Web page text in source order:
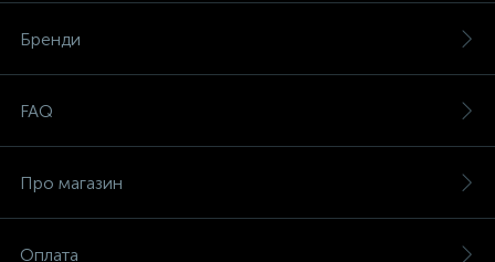
Бренди
FAQ
Про магазин
Оплата